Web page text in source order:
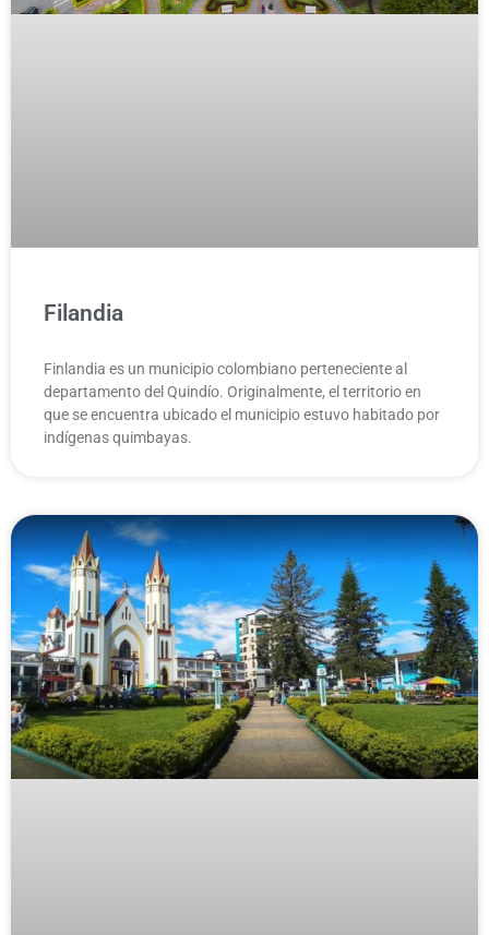
Filandia
Finlandia es un municipio colombiano perteneciente al
departamento del Quindío.​ Originalmente, el territorio en
que se encuentra ubicado el municipio estuvo habitado por
indígenas quimbayas.